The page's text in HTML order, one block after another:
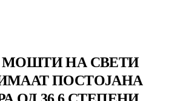
МОШТИ НА СВЕТИ
ПОСТОЈАНА